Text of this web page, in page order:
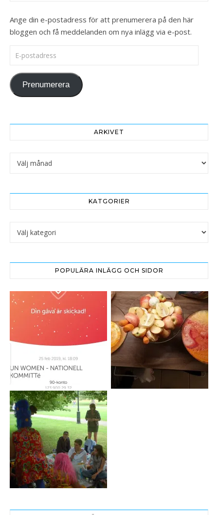
Ange din e-postadress för att prenumerera på den här
bloggen och få meddelanden om nya inlägg via e-post.
E-postadress
Prenumerera
ARKIVET
Arkivet
KATGORIER
Katgorier
POPULÄRA INLÄGG OCH SIDOR